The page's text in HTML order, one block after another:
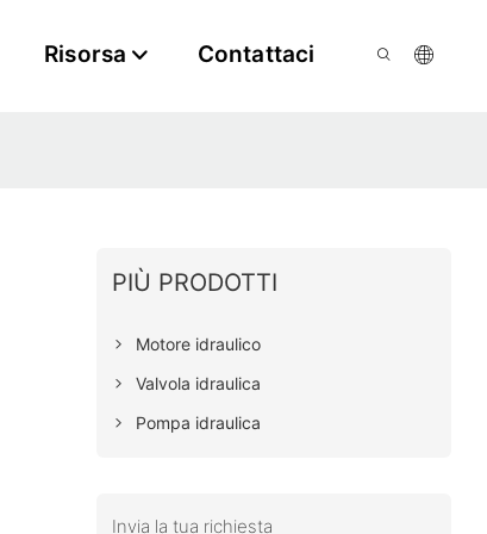
Risorsa Contattaci
PIÙ PRODOTTI
Motore idraulico
Valvola idraulica
Pompa idraulica
Invia la tua richiesta